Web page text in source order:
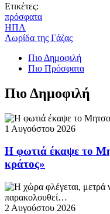
Ετικέτες:
πρόσφατα
ΗΠΑ
Λωρίδα της Γάζας
Πιο Δημοφιλή
Πιο Πρόσφατα
Πιο Δημοφιλή
1 Αυγούστου 2026
Η φωτιά έκαψε το
κράτος»
2 Αυγούστου 2026